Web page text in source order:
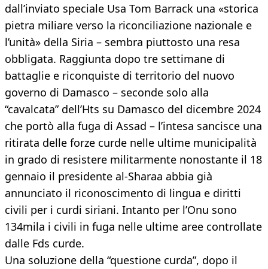
dall’inviato speciale Usa Tom Barrack una «storica
pietra miliare verso la riconciliazione nazionale e
l’unità» della Siria – sembra piuttosto una resa
obbligata. Raggiunta dopo tre settimane di
battaglie e riconquiste di territorio del nuovo
governo di Damasco – seconde solo alla
“cavalcata” dell’Hts su Damasco del dicembre 2024
che portò alla fuga di Assad – l’intesa sancisce una
ritirata delle forze curde nelle ultime municipalità
in grado di resistere militarmente nonostante il 18
gennaio il presidente al-Sharaa abbia già
annunciato il riconoscimento di lingua e diritti
civili per i curdi siriani. Intanto per l’Onu sono
134mila i civili in fuga nelle ultime aree controllate
dalle Fds curde.
Una soluzione della “questione curda”, dopo il